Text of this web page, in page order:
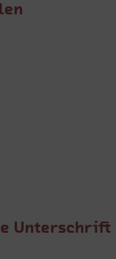
Unterschrift